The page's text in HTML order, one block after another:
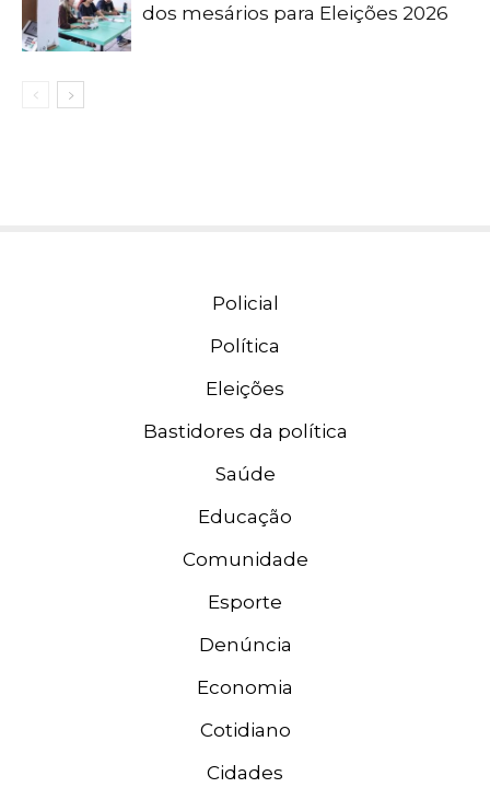
dos mesários para Eleições 2026
Policial
Política
Eleições
Bastidores da política
Saúde
Educação
Comunidade
Esporte
Denúncia
Economia
Cotidiano
Cidades